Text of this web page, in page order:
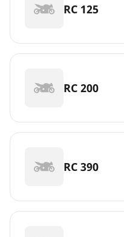
RC 125
RC 200
RC 390